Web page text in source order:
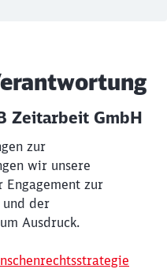
Zeitarbeit GmbH
zur
wir unsere
Engagement zur
und der
Ausdruck.